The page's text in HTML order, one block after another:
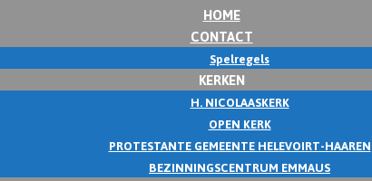
HOME
CONTACT
Spelregels
KERKEN
H. NICOLAASKERK
OPEN KERK
PROTESTANTE GEMEENTE HELEVOIRT-HAAREN
BEZINNINGSCENTRUM EMMAUS